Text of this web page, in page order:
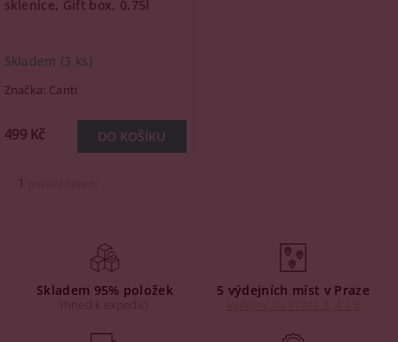
sklenice, Gift box, 0,75l
Skladem (3 ks)
Značka: Canti
499 Kč
1
Skladem 95% položek
Ihned k expedici
5 výdejních míst v Praze